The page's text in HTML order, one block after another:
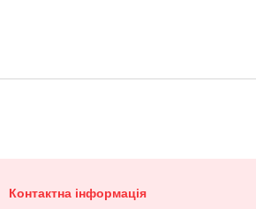
Контактна інформація